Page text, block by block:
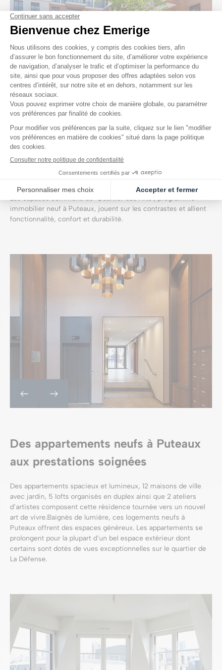
Des parties communes au design
contemporain
Les espaces communs de "Quartier des Arts", programme
immobilier neuf à Puteaux, jouent sur les contrastes et allient
fonctionnalité, confort et durabilité.
Des appartements neufs à Puteaux
aux prestations soignées
Des appartements spacieux et lumineux, 12 maisons de ville
avec jardin, 5 lofts organisés en duplex ainsi que 2 ateliers
d’artistes composent cette résidence tournée vers un nouvel
art de vivre.Baignés de lumière, ces logements neufs à
Puteaux offrent des espaces généreux. Les appartements se
prolongent pour la plupart d’un bel espace extérieur dont
certains sont dotés de vues exceptionnelles sur le quartier de
La Défense.